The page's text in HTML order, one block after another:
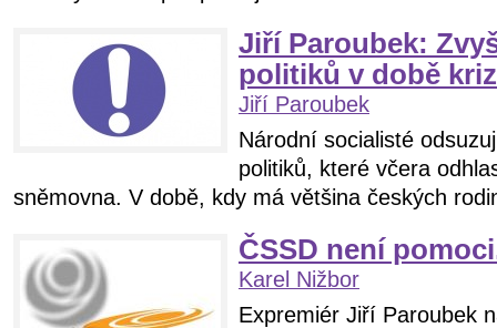
Jiří Paroubek:
politiků v době
Jiří Paroubek
Národní socialisté
politiků, které včera
sněmovna. V době, kdy má většina českých
ČSSD není
Karel Nižbor
Expremiér Jiří Paroubek